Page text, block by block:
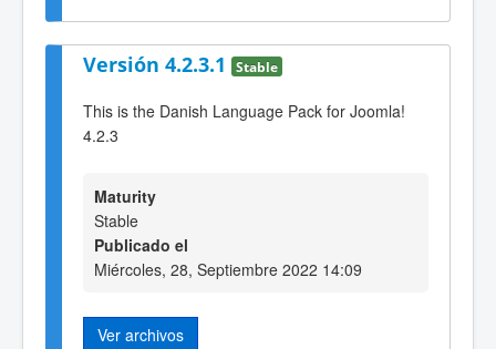
Versión 4.2.3.1 Stable
This is the Danish Language Pack for Joomla!
4.2.3
Maturity
Stable
Publicado el
Miércoles, 28, Septiembre 2022 14:09
Ver archivos